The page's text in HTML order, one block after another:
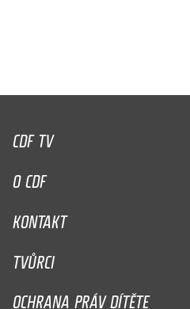
CDF TV
O CDF
KONTAKT
TVŮRCI
OCHRANA PRÁV DÍTĚTE